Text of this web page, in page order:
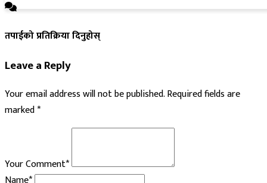
तपाईको प्रतिक्रिया दिनुहोस्
Leave a Reply
Your email address will not be published.Required fields are
marked*
Your Comment*